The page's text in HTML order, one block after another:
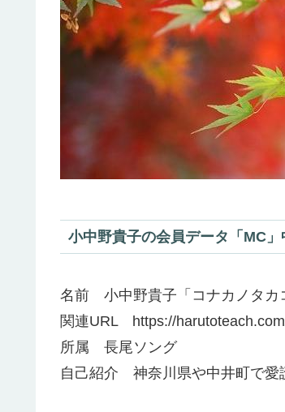
小中野貴子の会員データ「MC
名前 小中野貴子「コナカノタカ
関連URL https://
所属 長尾ソング
自己紹介 神奈川県や中井町で愛